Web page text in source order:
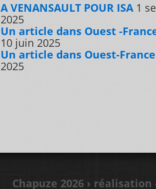
A VENANSAULT POUR ISA 1
2025
Un article dans Ouest -
10 juin 2025
Un article dans Ouest-France
2025
Chapuze 2026 › réalisation